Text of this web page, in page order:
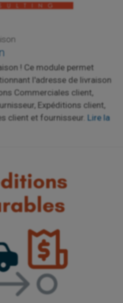
! Ce module permet
l'adresse de livraison
Commerciales client,
Expéditions client,
client et fournisseur. Lire la